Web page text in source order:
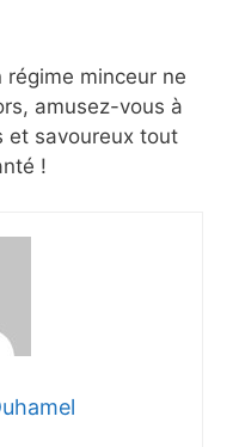
régime minceur ne
amusez-vous à
et savoureux tout
!